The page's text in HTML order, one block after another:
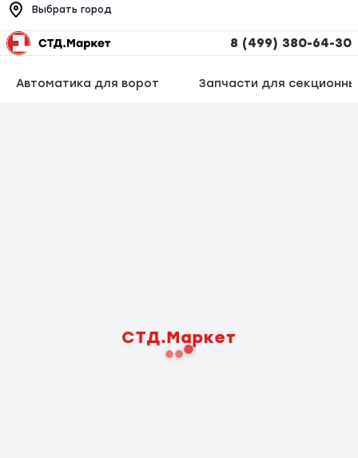
Выбрать город
8 (499) 380-64-30
Автоматика для ворот Запчасти для
СТД.Маркет